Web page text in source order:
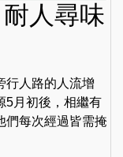
人尋味
行人路的人流增
5月初後，相繼有
們每次經過皆需掩